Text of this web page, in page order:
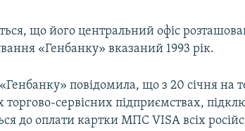
що його центральний офіс
«Генбанку» вказаний 1993 рік.
повідомила, що з 20 січня на
торгово-сервісних підприємствах,
до оплати картки МПС VISA всіх